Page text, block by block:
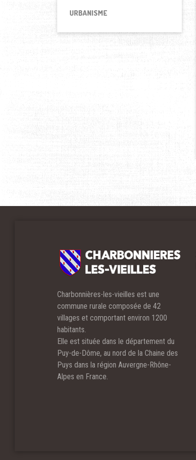
URBANISME
Charbonnières-les-vieilles est une
commune rurale composée de 42
villages et comportant environ 1200
habitants.
Elle est située dans le département du
Puy-de-Dôme, au nord de la Chaine des
Puys dans la région Auvergne-Rhône-
Alpes en France.